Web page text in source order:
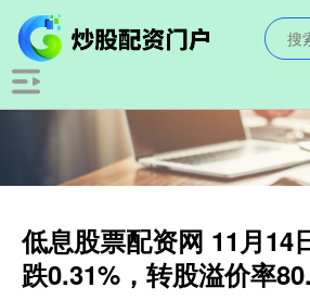
低息股票配资网 11月14
跌0.31%，转股溢价率